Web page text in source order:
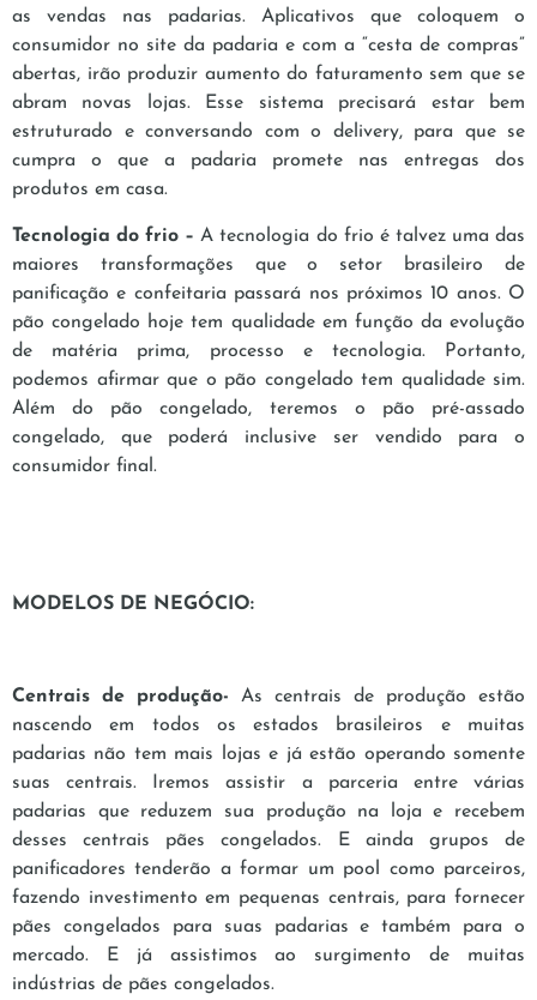
as vendas nas padarias. Aplicativos que coloquem o
consumidor no site da padaria e com a “cesta de compras”
abertas, irão produzir aumento do faturamento sem que se
abram novas lojas. Esse sistema precisará estar bem
estruturado e conversando com o delivery, para que se
cumpra o que a padaria promete nas entregas dos
produtos em casa.
Tecnologia do frio –A tecnologia do frio é talvez uma das
maiores transformações que o setor brasileiro de
panificação e confeitaria passará nos próximos 10 anos. O
pão congelado hoje tem qualidade em função da evolução
de matéria prima, processo e tecnologia. Portanto,
podemos afirmar que o pão congelado tem qualidade sim.
Além do pão congelado, teremos o pão pré-assado
congelado, que poderá inclusive ser vendido para o
consumidor final.
MODELOS DE NEGÓCIO:
Centrais de produção- As centrais de produção estão
nascendo em todos os estados brasileiros e muitas
padarias não tem mais lojas e já estão operando somente
suas centrais. Iremos assistir a parceria entre várias
padarias que reduzem sua produção na loja e recebem
desses centrais pães congelados. E ainda grupos de
panificadores tenderão a formar um pool como parceiros,
fazendo investimento em pequenas centrais, para fornecer
pães congelados para suas padarias e também para o
mercado. E já assistimos ao surgimento de muitas
indústrias de pães congelados.